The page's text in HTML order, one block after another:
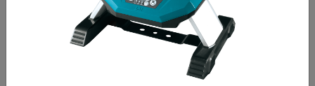
Begyújtó kémény